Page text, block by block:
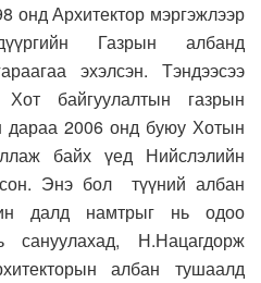
Архитектор мэргэжлээр
Газрын албанд
эхэлсэн. Тэндээсээ
байгуулалтын газрын
дараа 2006 онд буюу Хотын
байх үед Нийслэлийн
Энэ бол түүний албан
далд намтрыг нь одоо
Н.Нацагдорж
албан тушаалд